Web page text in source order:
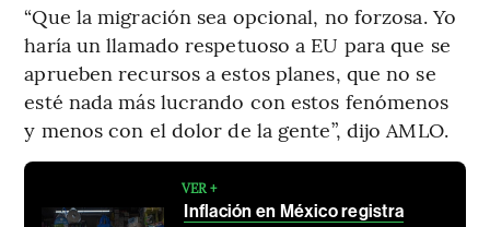
“Que la migración sea opcional, no forzosa. Yo
haría un llamado respetuoso a EU para que se
aprueben recursos a estos planes, que no se
esté nada más lucrando con estos fenómenos
y menos con el dolor de la gente”, dijo AMLO.
VER +
Inflación en México registra